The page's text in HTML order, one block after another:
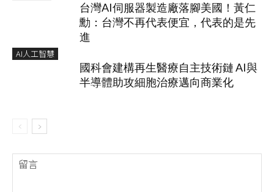
台灣AI伺服器製造廠落腳美國！黃仁
勳：台灣不再代表便宜，代表的是先
進
AI人工智慧
國科會建構再生醫療自主技術鏈 AI與
半導體助攻細胞治療邁向商業化